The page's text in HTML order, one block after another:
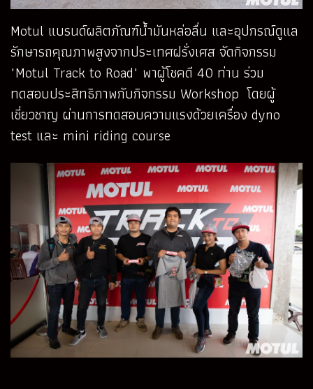
Motul แบรนด์ผลิตภัณฑ์น้ำมันหล่อลื่น และอุปกรณ์ดูแล
รักษารถคุณภาพสูงจากประเทศฝรั่งเศส จัดกิจกรรม
"Motul Track to Road" พาผู้โชคดี 40 ท่าน ร่วม
ทดสอบประสิทธิภาพกับกิจกรรม Workshop โดยผู้
เชี่ยวชาญ ผ่านการทดสอบความแรงด้วยเครื่อง dyno
test และ mini riding course